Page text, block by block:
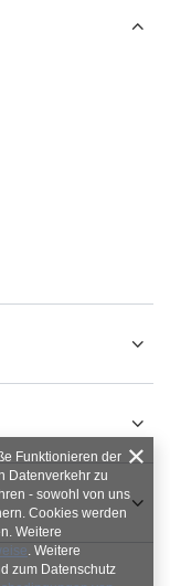
Funktionieren der
Datenverkehr zu
- sowohl von uns
Cookies werden
Weitere
. Weitere
zum Datenschutz